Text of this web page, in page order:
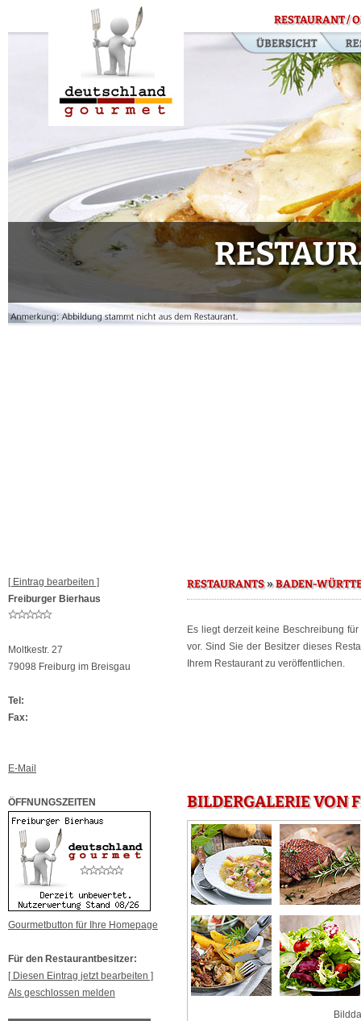
RESTAURANT /
[ Eintrag bearbeiten ]
Freiburger Bierhaus
Moltkestr. 27
79098 Freiburg im Breisgau
Tel:
Fax:
E-Mail
ÖFFNUNGSZEITEN
Gourmetbutton für Ihre Homepage
Für den Restaurantbesitzer:
[ Diesen Eintrag jetzt bearbeiten ]
Als geschlossen melden
RESTAURANTS»BADEN-
Es liegt derzeit keine Beschreibung
vor. Sind Sie der Besitzer dieses
Ihrem Restaurant zu veröffentlichen.
BILDERGALERIE VON